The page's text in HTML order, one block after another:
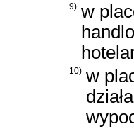
9) w
10) w